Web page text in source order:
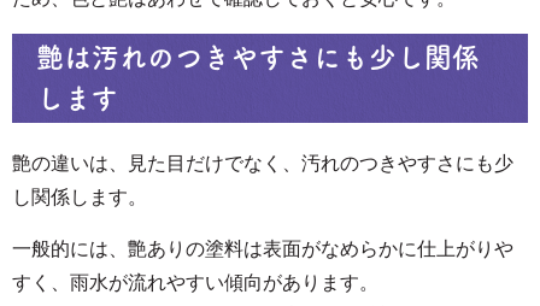
艶は汚れのつきやすさにも少し関係
します
艶の違いは、見た目だけでなく、汚れのつきやすさにも少
し関係します。
一般的には、艶ありの塗料は表面がなめらかに仕上がりや
すく、雨水が流れやすい傾向があります。